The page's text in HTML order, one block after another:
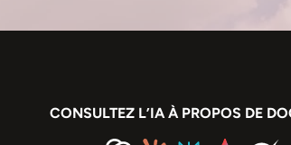
CONSULTEZ L’IA À PROPOS DE